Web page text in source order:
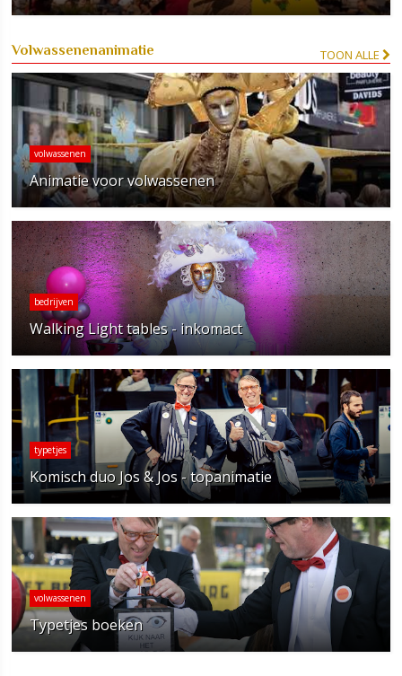
Volwassenenanimatie TOON ALLE
volwassenen
Animatie voor volwassenen
bedrijven
Walking Light tables - inkomact
typetjes
Komisch duo Jos & Jos - topanimatie
volwassenen
Typetjes boeken